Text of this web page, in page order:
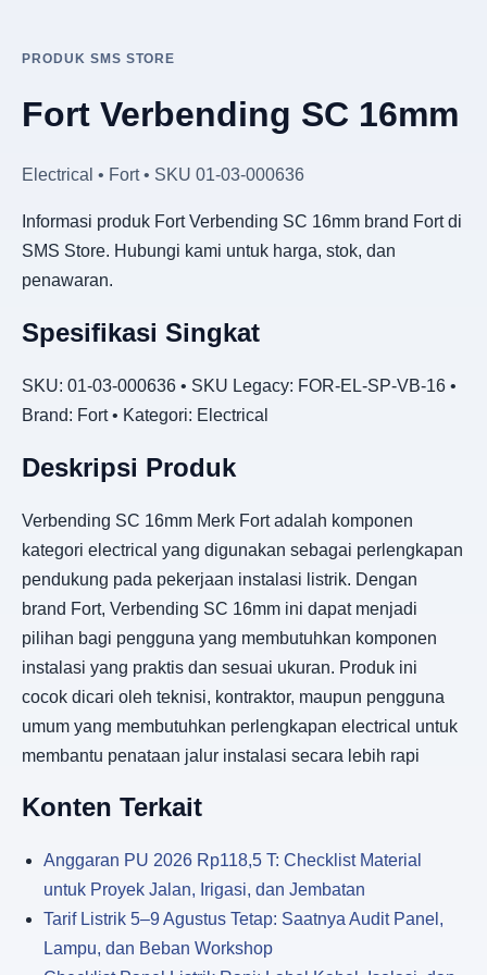
PRODUK SMS STORE
Fort Verbending SC 16mm
Electrical • Fort • SKU 01-03-000636
Informasi produk Fort Verbending SC 16mm brand Fort di
SMS Store. Hubungi kami untuk harga, stok, dan
penawaran.
Spesifikasi Singkat
SKU: 01-03-000636 • SKU Legacy: FOR-EL-SP-VB-16 •
Brand: Fort • Kategori: Electrical
Deskripsi Produk
Verbending SC 16mm Merk Fort adalah komponen
kategori electrical yang digunakan sebagai perlengkapan
pendukung pada pekerjaan instalasi listrik. Dengan
brand Fort, Verbending SC 16mm ini dapat menjadi
pilihan bagi pengguna yang membutuhkan komponen
instalasi yang praktis dan sesuai ukuran. Produk ini
cocok dicari oleh teknisi, kontraktor, maupun pengguna
umum yang membutuhkan perlengkapan electrical untuk
membantu penataan jalur instalasi secara lebih rapi
Konten Terkait
Anggaran PU 2026 Rp118,5 T: Checklist Material
untuk Proyek Jalan, Irigasi, dan Jembatan
Tarif Listrik 5–9 Agustus Tetap: Saatnya Audit Panel,
Lampu, dan Beban Workshop